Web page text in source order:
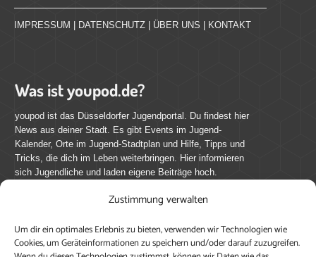
Zustimmung verwalten
Um dir ein optimales Erlebnis zu bieten, verwenden wir Technologien wie
Cookies, um Geräteinformationen zu speichern und/oder darauf zuzugreifen.
IMPRESSUM DATENSCHUTZ ÜBER UNS KONTAKT
Was ist youpod.de?
youpod ist das Düsseldorfer Jugendportal. Du findest hier
News aus deiner Stadt. Es gibt Events im Jugend-
Kalender, Orte im Jugend-Stadtplan und Hilfe, Tipps und
Tricks, die dich im Leben weiterbringen. Hier informieren
sich Jugendliche und laden eigene Beiträge hoch.
Mach mit bei youpod.de!
youpod.de lebt von Menschen wie dir. Sammel
journalistische Erfahrung, teile deine Perspektive und